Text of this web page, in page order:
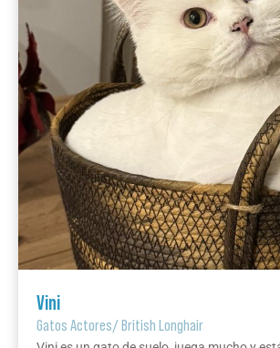
Vini
Gatos Actores/British Longhair